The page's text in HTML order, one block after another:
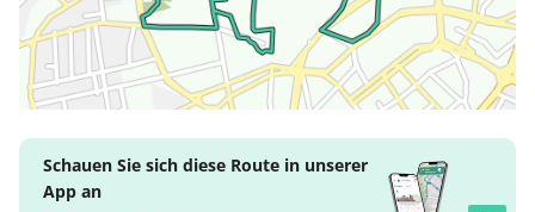
Schauen Sie sich diese Route in unserer
App an